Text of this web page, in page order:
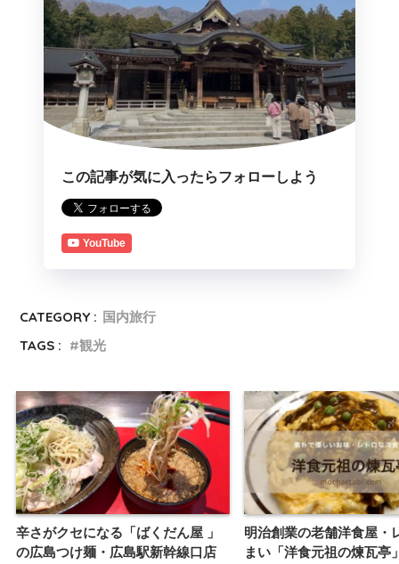
この記事が気に入ったらフォローしよう
YouTube
CATEGORY : 国内旅行
TAGS :
観光
辛さがクセになる「ばくだん屋 」
の広島つけ麺・広島駅新幹線口店
明治創業の老舗洋食屋・
まい「洋食元祖の煉瓦亭